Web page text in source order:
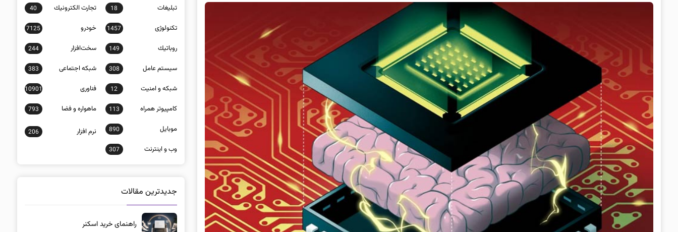
تبلیغات 18 تجارت الكترونيك 40
تکنولوژی 1457 خودرو 7125
روباتيك 149 سخت‌افزار 244
سيستم عامل 308 شبكه اجتماعی 383
شبكه و امنيت 12 فناوری 10901
كامپيوتر همراه 113 ماهواره و فضا 793
موبايل 890 نرم افزار 206
وب و اينترنت 307
جدیدترین مقالات
راهنمای خرید اسکنر